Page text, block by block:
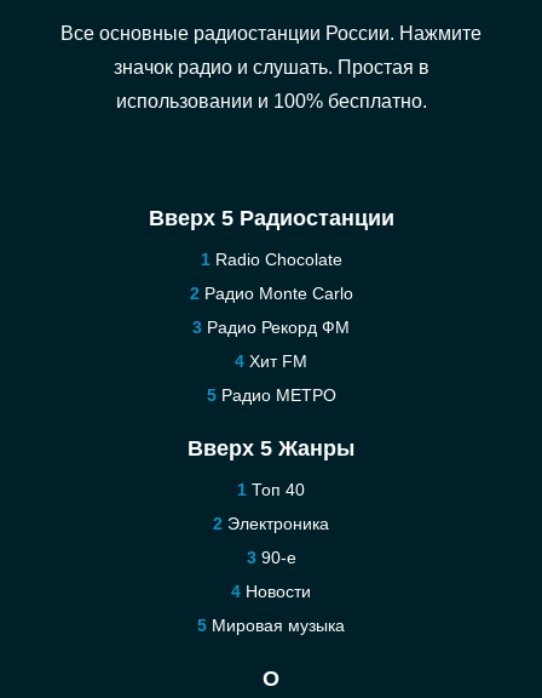
Все основные радиостанции России. Нажмите
значок радио и слушать. Простая в
использовании и 100% бесплатно.
Вверх 5 Радиостанции
Radio Chocolate
Радио Monte Carlo
Радио Рекорд ФМ
Хит FM
Радио МЕТРО
Вверх 5 Жанры
Топ 40
Электроника
90-е
Новости
Мировая музыка
О